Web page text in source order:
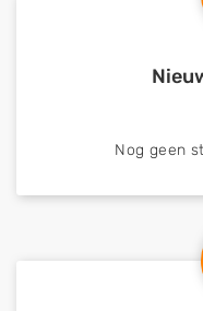
Nog geen